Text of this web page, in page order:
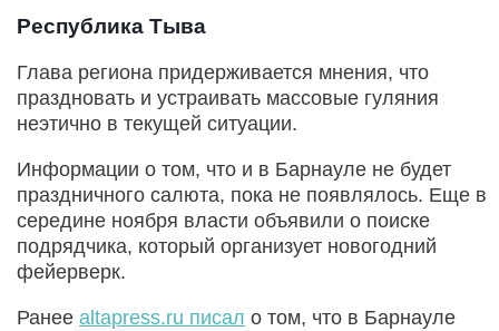
Республика Тыва
Глава региона придерживается мнения, что
праздновать и устраивать массовые гуляния
неэтично в текущей ситуации.
Информации о том, что и в Барнауле не будет
праздничного салюта, пока не появлялось. Еще в
середине ноября власти объявили о поиске
подрядчика, который организует новогодний
фейерверк.
Ранее altapress.ru писал о том, что в Барнауле